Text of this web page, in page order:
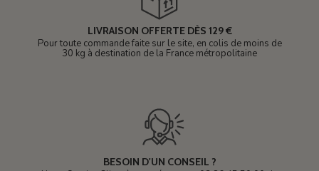
LIVRAISON OFFERTE DÈS 129 €
Pour toute commande faite sur le site, en colis de moins de
30 kg à destination de la France métropolitaine
BESOIN D'UN CONSEIL ?